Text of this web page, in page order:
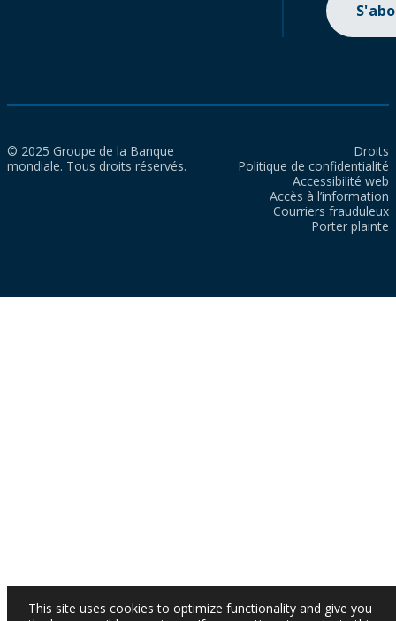
© 2025 Groupe de la Banque
mondiale. Tous droits réservés.
Droits
Politique de confidentialité
Accessibilité web
Accès à l’information
Courriers frauduleux
Porter plainte
This site uses cookies to optimize functionality and give you